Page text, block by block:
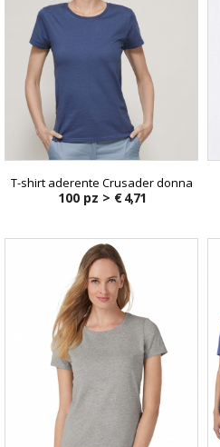
T-shirt aderente Crusader donna
100 pz > € 4,71